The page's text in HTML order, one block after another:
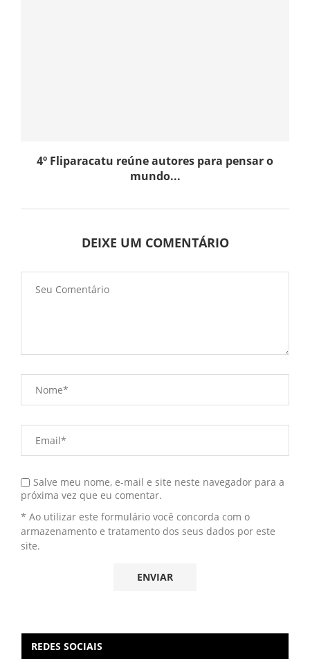
4º Fliparacatu reúne autores para pensar o
mundo...
DEIXE UM COMENTÁRIO
Salve meu nome, e-mail e site neste navegador para a
próxima vez que eu comentar.
* Ao utilizar este formulário você concorda com o
armazenamento e tratamento dos seus dados por este
site.
REDES SOCIAIS